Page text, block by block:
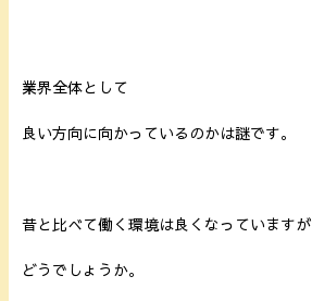
業界全体として
良い方向に向かっているのかは謎です。
昔と比べて働く環境は良くなっていますが
どうでしょうか。